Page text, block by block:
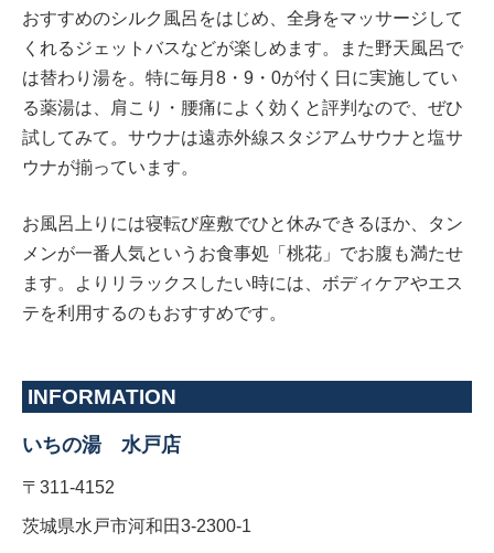
おすすめのシルク風呂をはじめ、全身をマッサージして
くれるジェットバスなどが楽しめます。また野天風呂で
は替わり湯を。特に毎月8・9・0が付く日に実施してい
る薬湯は、肩こり・腰痛によく効くと評判なので、ぜひ
試してみて。サウナは遠赤外線スタジアムサウナと塩サ
ウナが揃っています。
お風呂上りには寝転び座敷でひと休みできるほか、タン
メンが一番人気というお食事処「桃花」でお腹も満たせ
ます。よりリラックスしたい時には、ボディケアやエス
テを利用するのもおすすめです。
INFORMATION
いちの湯 水戸店
〒311-4152
茨城県水戸市河和田3-2300-1